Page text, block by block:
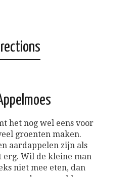
het nog wel eens voor
groenten maken.
aardappelen zijn als
erg. Wil de kleine man
niet mee eten, dan